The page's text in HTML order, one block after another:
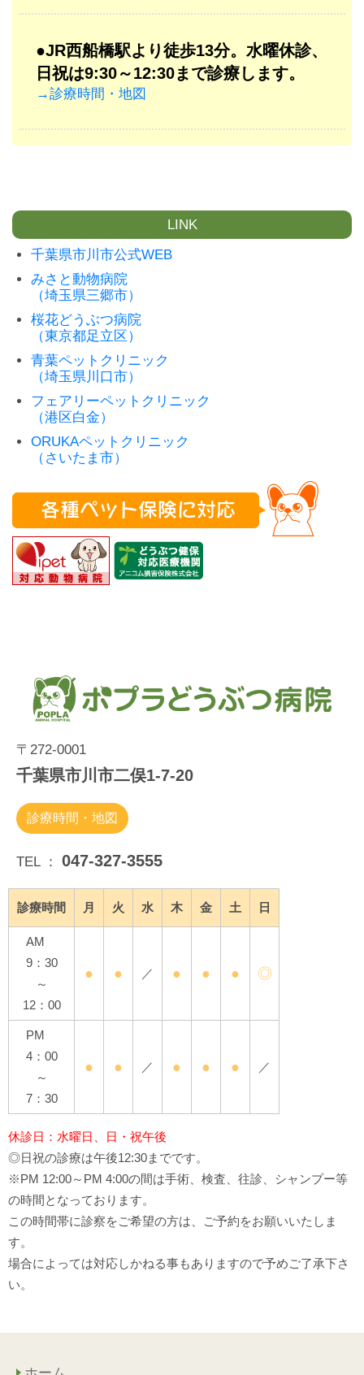
●JR西船橋駅より徒歩13分。水曜休診、
日祝は9:30～12:30まで診療します。
→診療時間・地図
LINK
千葉県市川市公式WEB
みさと動物病院
（埼玉県三郷市）
桜花どうぶつ病院
（東京都足立区）
青葉ペットクリニック
（埼玉県川口市）
フェアリーペットクリニック
（港区白金）
ORUKAペットクリニック
（さいたま市）
〒272-0001
千葉県市川市二俣1-7-20
診療時間・地図
TEL ： 047-327-3555
診療時間 月 火 水 木 金 土 日
AM
9：30
～
12：00
● ● ／ ● ● ● ◎
PM
4：00
～
7：30
● ● ／ ● ● ● ／
休診日：水曜日、日・祝午後
◎日祝の診療は午後12:30までです。
※PM 12:00～PM 4:00の間は手術、検査、往診、シャンプー等
の時間となっております。
この時間帯に診察をご希望の方は、ご予約をお願いいたしま
す。
場合によっては対応しかねる事もありますので予めご了承下さ
い。